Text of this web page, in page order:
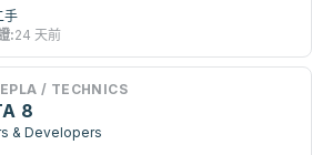
手
:24 天前
/ TECHNICS
8
& Developers